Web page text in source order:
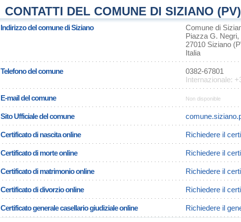
CONTATTI DEL COMUNE DI SIZIANO (PV)
Indirizzo del comune di Siziano
Comune di
Piazza G. Negri,
27010 Siziano
Italia
Telefono del comune
0382-67801
Internazionale:
E-mail del comune Non disponible
Sito Ufficiale del comune
Certificato di nascita online Richiedere il
Certificato di morte online Richiedere il
Certificato di matrimonio online Richiedere il
Certificato di divorzio online Richiedere il
Certificato generale casellario giudiziale online Richiedere il